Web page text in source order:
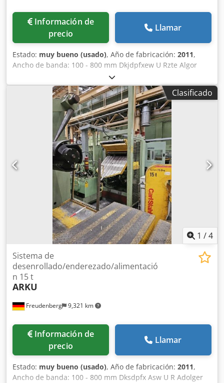
Información de
precio
Llamar
Estado: muy bueno (usado), Año de fabricación: 2011,
Ancho de banda: 100 - 800 mm Dkjdpfxew U Rzte Algor
Espesor de banda acero (aluminio): 0,8 - 4 (7) mm Material
de referencia (Resistencia a la tracción): 600 N/mm² Peso
de bobina: máx. 15 t Diámetro exterior de bobina: máx.
2.000 mm Año de fabricación: 2011
Clasificado
1 /4
Freudenberg 9,321 km
Sistema de
desenrollado/enderezado/alimentació
n 15 t
ARKU
Información de
precio
Llamar
Estado: muy bueno (usado), Año de fabricación: 2011,
Ancho de banda: 100 - 800 mm Dksdpfx Asw U R Adolger